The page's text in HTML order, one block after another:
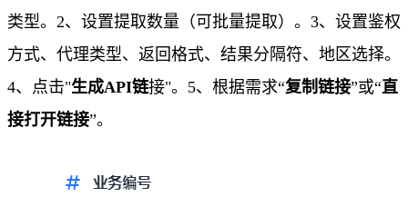
类型。2、设置提取数量（可批量提取）。3、设置鉴权
方式、代理类型、返回格式、结果分隔符、地区选择。
4、点击"生成API链接"。5、根据需求“复制链接”或“直
接打开链接”。